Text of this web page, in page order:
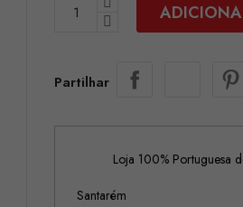
Partilhar
Loja 100% Portuguesa
Santarém